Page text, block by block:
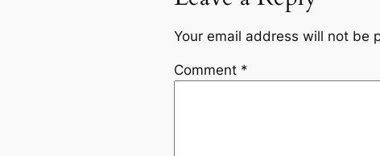
Your email address will not be
Comment *